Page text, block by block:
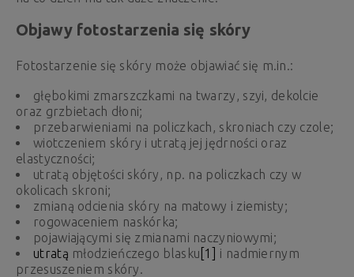
Objawy fotostarzenia się skóry
Fotostarzenie się skóry może objawiać się m.in.:
głębokimi zmarszczkami na twarzy, szyi, dekolcie
oraz grzbietach dłoni;
przebarwieniami na policzkach, skroniach czy czole;
wiotczeniem skóry i utratą jej jędrności oraz
elastyczności;
utratą objętości skóry, np. na policzkach czy w
okolicach skroni;
zmianą odcienia skóry na matowy i ziemisty;
rogowaceniem naskórka;
pojawiającymi się zmianami naczyniowymi;
utratą młodzieńczego blasku [1]
i nadmiernym
przesuszeniem skóry.